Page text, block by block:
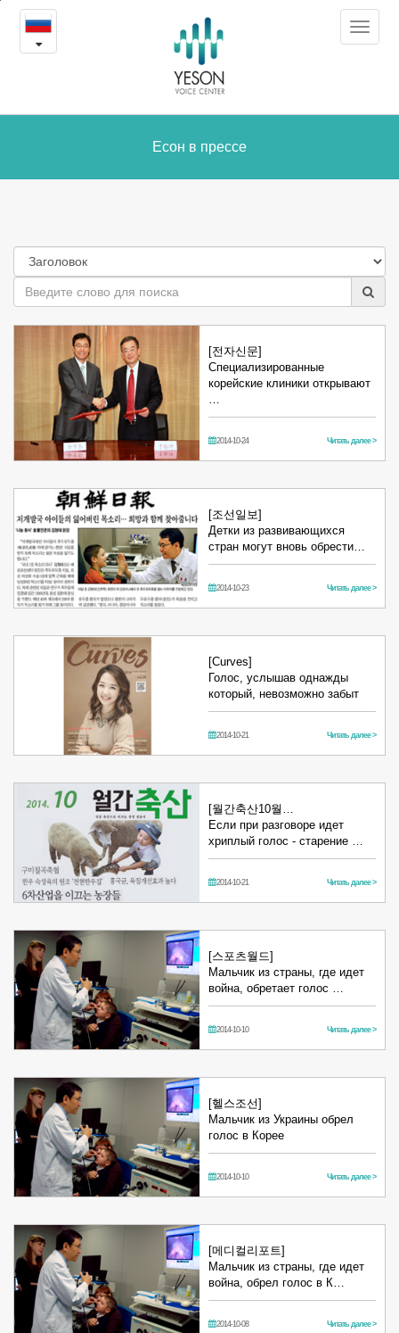
Есон
Toggle
Есон в прессе
[전자신문]
Специализированные
корейские клиники открывают
2014-10-24 Читать далее >
[조선일보]
Детки из развивающихся
стран могут вновь обрести…
2014-10-23 Читать далее >
[Curves]
Голос, услышав однажды
который, невозможно забыт
2014-10-21 Читать далее >
[월간축산10월…
Если при разговоре идет
хриплый голос - старение …
2014-10-21 Читать далее >
[스포츠월드]
Мальчик из страны, где идет
война, обретает голос …
2014-10-10 Читать далее >
[헬스조선]
Мальчик из Украины обрел
голос в Корее
2014-10-10 Читать далее >
[메디컬리포트]
Мальчик из страны, где идет
война, обрел голос в К…
2014-10-08 Читать далее >